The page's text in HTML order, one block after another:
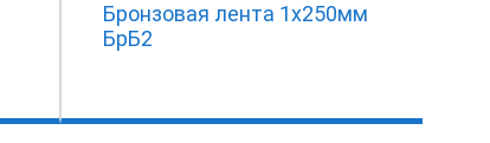
Бронзовая лента 1x250мм
БрБ2